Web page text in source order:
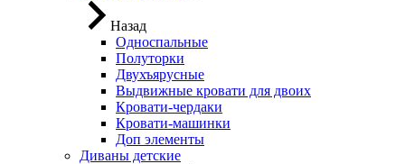
Назад
Односпальные
Полуторки
Двухъярусные
Выдвижные кровати для двоих
Кровати-чердаки
Кровати-машинки
Доп элементы
Диваны детские